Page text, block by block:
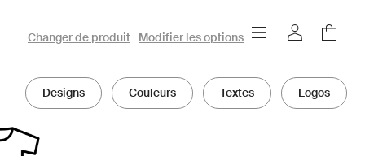
Configurateur 3D owayo
Changer de produit Modifier les options
Designs Couleurs Textes Logos